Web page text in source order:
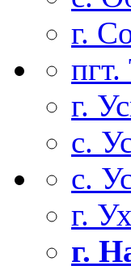
г.
г.
с.
с.
г.
г.